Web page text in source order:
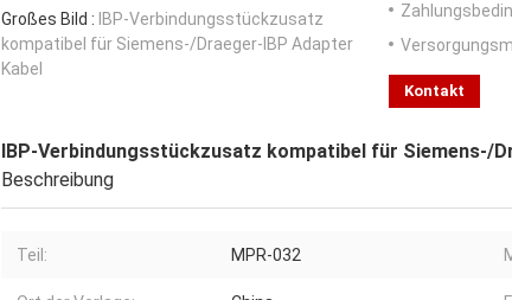
Großes Bild : IBP-Verbindungsstückzusatz
kompatibel für Siemens-/Draeger-IBP Adapter
Kabel
Kontakt
IBP-Verbindungsstückzusatz kompatibel für Siemens-/
Beschreibung
Teil: MPR-032